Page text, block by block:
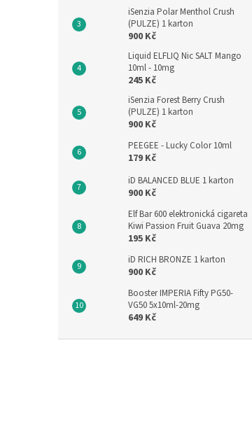
iSenzia Polar Menthol Crush
(PULZE) 1 karton
900 Kč
Liquid ELFLIQ Nic SALT Mango
10ml - 10mg
245 Kč
iSenzia Forest Berry Crush
(PULZE) 1 karton
900 Kč
PEEGEE - Lucky Color 10ml
179 Kč
iD BALANCED BLUE 1 karton
900 Kč
Elf Bar 600 elektronická cigareta
Kiwi Passion Fruit Guava 20mg
195 Kč
iD RICH BRONZE 1 karton
900 Kč
Booster IMPERIA Fifty PG50-
VG50 5x10ml-20mg
649 Kč